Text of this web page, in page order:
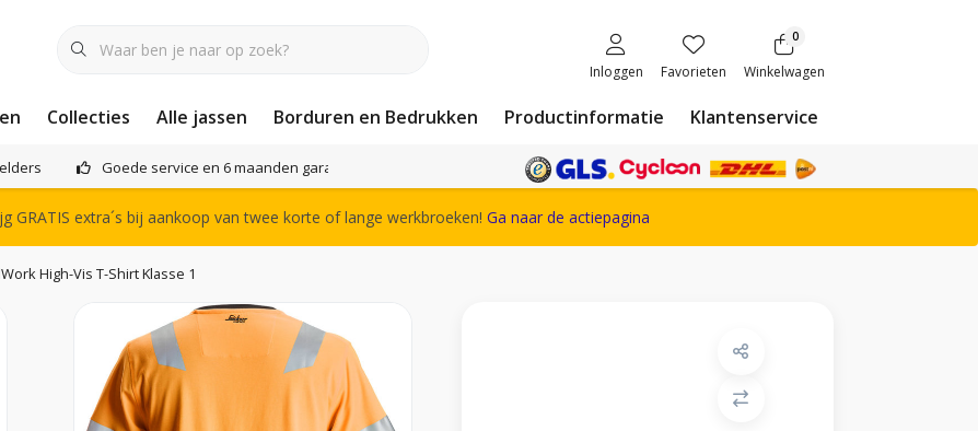
Inloggen Favorieten
0
Winkelwagen
Collecties Alle jassen Borduren en Bedrukken Productinformatie Klantenservice
Goede service en 6 maanden garantie Het complete Snickers Workwear assortiment
GRATIS extra´s bij aankoop van twee korte of lange werkbroeken! Ga naar de actiepagina
High-Vis T-Shirt Klasse 1